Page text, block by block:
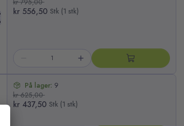
kr 556,50 Stk (1 stk)
kr 625,00
kr 437,50 Stk (1 stk)
På lager: 9